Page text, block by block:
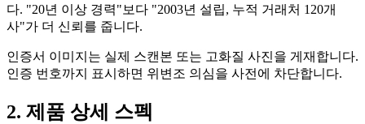
다. "20년 이상 경력"보다 "2003년 설립, 누적 거래처 120개
사"가 더 신뢰를 줍니다.
인증서 이미지는 실제 스캔본 또는 고화질 사진을 게재합니다.
인증 번호까지 표시하면 위변조 의심을 사전에 차단합니다.
2. 제품 상세 스펙